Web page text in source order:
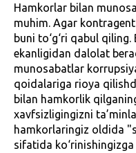
Hamkorlar bilan
muhim. Agar
buni to‘g‘ri qabul
ekanligidan dalolat
munosabatlar
qoidalariga rioya
bilan hamkorlik
xavfsizligingizni
hamkorlaringiz oldida
sifatida ko‘rinishingizga